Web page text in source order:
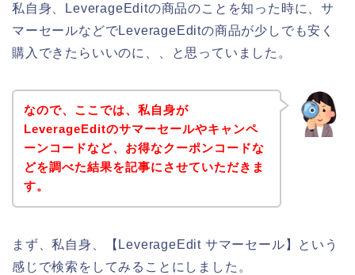
私自身、LeverageEditの商品のことを知った時に、サ
マーセールなどでLeverageEditの商品が少しでも安く
購入できたらいいのに、、と思っていました。
なので、ここでは、私自身が
LeverageEditのサマーセールやキャンペ
ーンコードなど、お得なクーポンコードな
どを調べた結果を記事にさせていただきま
す。
まず、私自身、【LeverageEdit サマーセール】という
感じで検索をしてみることにしました。